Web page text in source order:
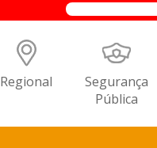
Regional Segurança
Pública